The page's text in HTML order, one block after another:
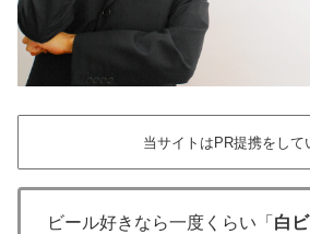
当サイトはPR提携をして
ビール好きなら一度くらい「 白